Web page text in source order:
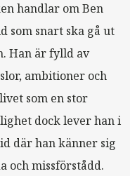
handlar om Ben
som snart ska gå ut
Han är fylld av
ambitioner och
som en stor
dock lever han i
där han känner sig
och missförstådd.